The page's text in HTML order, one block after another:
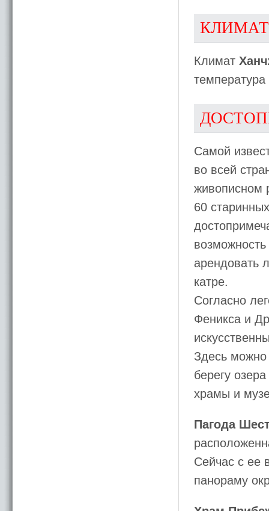
КЛИМАТ
Климат
Самой
во всей
живописном
60
арендовать
катре.
Согласно
Феникса и
Здесь можно
берегу озера
храмы и
Пагода
Сейчас с ее
панораму